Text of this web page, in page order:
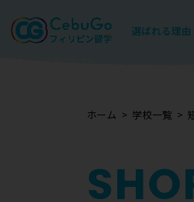
選ばれる理由
ホーム 学校一覧